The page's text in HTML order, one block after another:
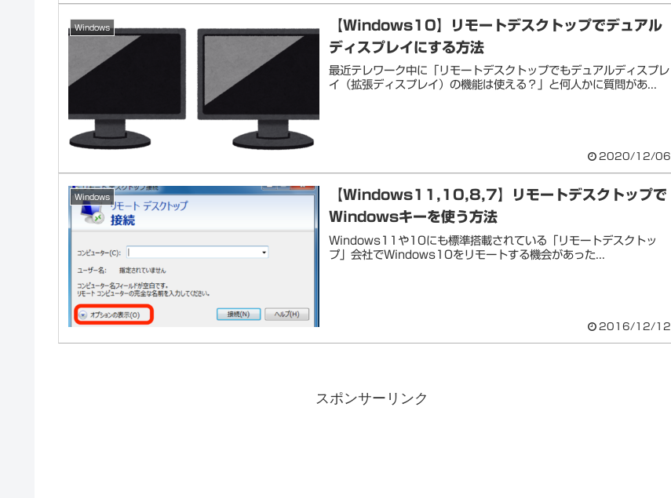
Windows
【Windows10】リモートデスクトップでデュアル
ディスプレイにする方法
最近テレワーク中に「リモートデスクトップでもデュアルディスプレ
イ（拡張ディスプレイ）の機能は使える？」と何人かに質問があ...
2020/12/06
Windows
【Windows11,10,8,7】リモートデスクトップで
Windowsキーを使う方法
Windows11や10にも標準搭載されている「リモートデスクトッ
プ」会社でWindows10をリモートする機会があった...
2016/12/12
スポンサーリンク